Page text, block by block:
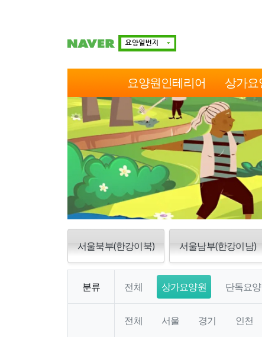
요양원인테리어 상가요
서울북부(한강이북) 서울남부(한강이남)
분류 전체 상가요양원 단독요
전체 서울 경기 인천